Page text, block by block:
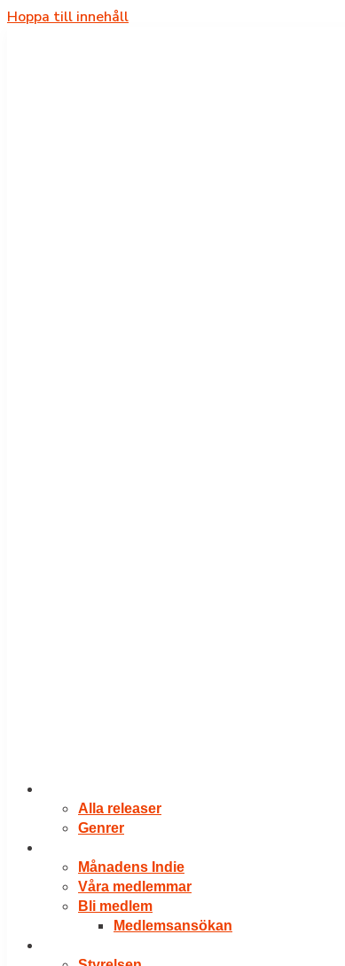
Hoppa till innehåll
Alla releaser
Genrer
Månadens Indie
Våra medlemmar
Bli medlem
Medlemsansökan